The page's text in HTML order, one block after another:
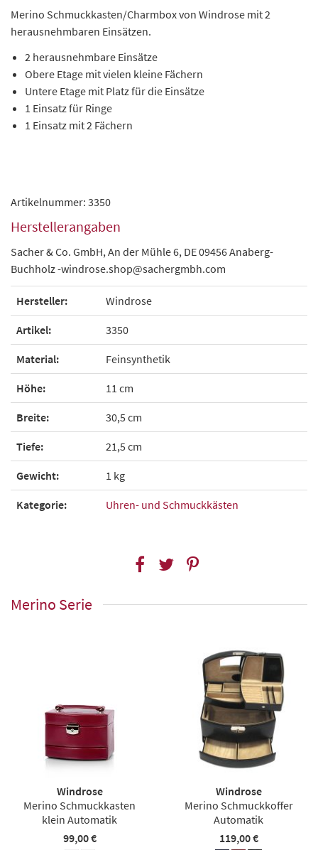
Merino Schmuckkasten/Charmbox von Windrose mit 2
herausnehmbaren Einsätzen.
2 herausnehmbare Einsätze
Obere Etage mit vielen kleine Fächern
Untere Etage mit Platz für die Einsätze
1 Einsatz für Ringe
1 Einsatz mit 2 Fächern
Artikelnummer: 3350
Herstellerangaben
Sacher & Co. GmbH, An der Mühle 6, DE 09456 Anaberg-
Buchholz -windrose.shop@sachergmbh.com
Hersteller: Windrose
Artikel: 3350
Material: Feinsynthetik
Höhe: 11 cm
Breite: 30,5 cm
Tiefe: 21,5 cm
Gewicht: 1 kg
Kategorie: Uhren- und Schmuckkästen
Merino Serie
Windrose
Merino Schmuckkasten
klein Automatik
99,00 €
Windrose
Merino Schmuckkoffer
Automatik
119,00 €